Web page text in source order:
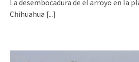
La desembocadura de el arroyo en la
Chihuahua [...]